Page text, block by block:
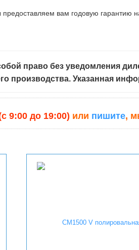
вам годовую гарантию
право без уведомления
производства. Указанная
9:00 до 19:00) или пишите,